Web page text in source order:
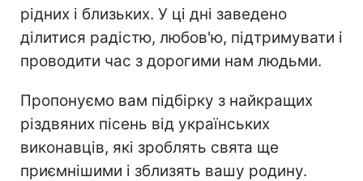
рідних і близьких. У ці дні заведено
ділитися радістю, любов'ю, підтримувати і
проводити час з дорогими нам людьми.
Пропонуємо вам підбірку з найкращих
різдвяних пісень від українських
виконавців, які зроблять свята ще
приємнішими і зблизять вашу родину.